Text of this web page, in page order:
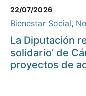
22/07/2026
Bienestar Social,
La Diputación
solidario’ de
proyectos de